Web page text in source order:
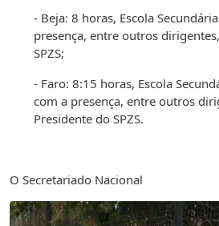
- Beja: 8 horas, Escola
presença, entre outros
SPZS;
- Faro: 8:15 horas, Escola
com a presença, entre outros
Presidente do SPZS.
O Secretariado Nacional